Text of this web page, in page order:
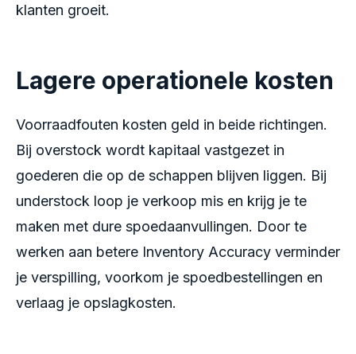
klanten groeit.
Lagere operationele kosten
Voorraadfouten kosten geld in beide richtingen.
Bij overstock wordt kapitaal vastgezet in
goederen die op de schappen blijven liggen. Bij
understock loop je verkoop mis en krijg je te
maken met dure spoedaanvullingen. Door te
werken aan betere Inventory Accuracy verminder
je verspilling, voorkom je spoedbestellingen en
verlaag je opslagkosten.